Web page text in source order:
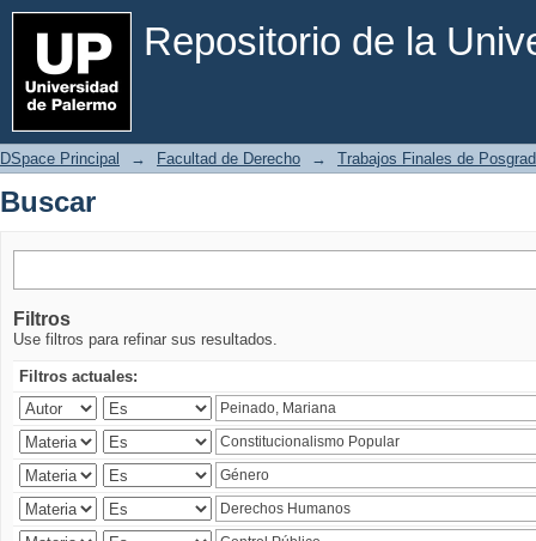
Repositorio de la
Buscar
DSpace Principal → Facultad de Derecho → Trabajos Finales de
Buscar
Filtros
Use filtros para refinar sus resultados.
Filtros actuales: